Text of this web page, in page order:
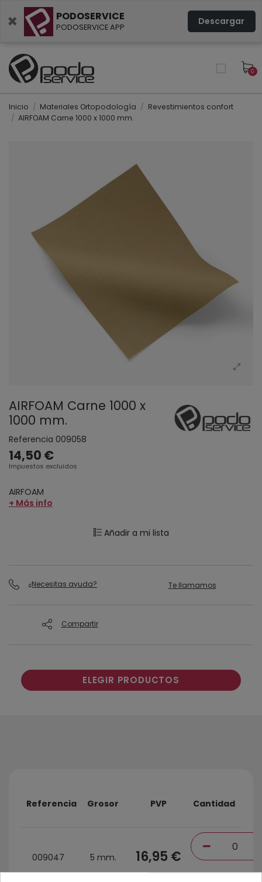
× PODOSERVICE
PODOSERVICE APP Descargar
0
Inicio Materiales Ortopodología
Revestimientos confort
AIRFOAM Carne 1000 x 1000 mm.
AIRFOAM Carne 1000 x
1000 mm.
Referencia 009058
14,50 €
Impuestos excluidos
AIRFOAM
+ Más info
Añadir a mi lista
¿Necesitas ayuda? Te llamamos
Compartir
ELEGIR PRODUCTOS
Referencia Grosor PVP Cantidad
009047 5 mm. 16,95 €